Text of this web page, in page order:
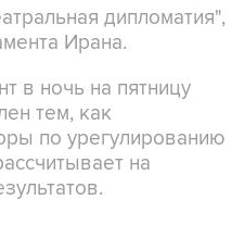
дипломатия",
Ирана.
в ночь на пятницу
тем, как
по урегулированию
на